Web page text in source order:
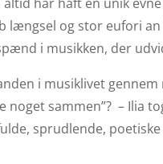
længsel og stor eufori an
i musikken, der
i musiklivet gennem
noget sammen”? – Ilia
sprudlende, poetiske